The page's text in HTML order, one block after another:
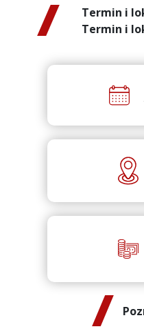
Termin i
Termin i